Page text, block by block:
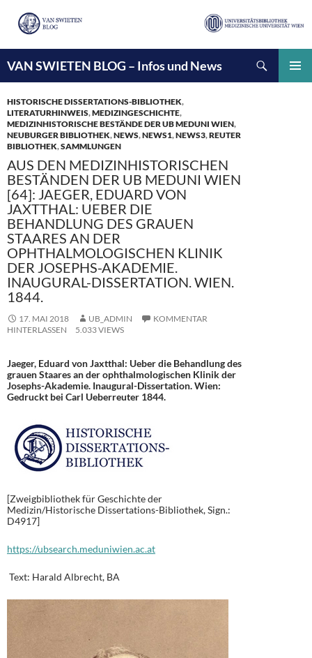
VAN SWIETEN BLOG – Infos und News
INHALT
SPRINGEN
HISTORISCHE DISSERTATIONS-BIBLIOTHEK,
LITERATURHINWEIS,MEDIZINGESCHICHTE,
MEDIZINHISTORISCHE BESTÄNDE DER UB MEDUNI WIEN,
NEUBURGER BIBLIOTHEK,NEWS,NEWS1,NEWS3,REUTER
BIBLIOTHEK,SAMMLUNGEN
AUS DEN MEDIZINHISTORISCHEN
BESTÄNDEN DER UB MEDUNI WIEN
[64]: JAEGER, EDUARD VON
JAXTTHAL: UEBER DIE
BEHANDLUNG DES GRAUEN
STAARES AN DER
OPHTHALMOLOGISCHEN KLINIK
DER JOSEPHS-AKADEMIE.
INAUGURAL-DISSERTATION. WIEN.
1844.
17. MAI 2018 UB_ADMIN
KOMMENTAR
HINTERLASSEN
5.033 VIEWS
Jaeger, Eduard von Jaxtthal: Ueber die Behandlung des
grauen Staares an der ophthalmologischen Klinik der
Josephs-Akademie. Inaugural-Dissertation. Wien:
Gedruckt bei Carl Ueberreuter 1844.
[Zweigbibliothek für Geschichte der
Medizin/Historische Dissertations-Bibliothek, Sign.:
D4917]
https://ubsearch.meduniwien.ac.at
Text: Harald Albrecht, BA